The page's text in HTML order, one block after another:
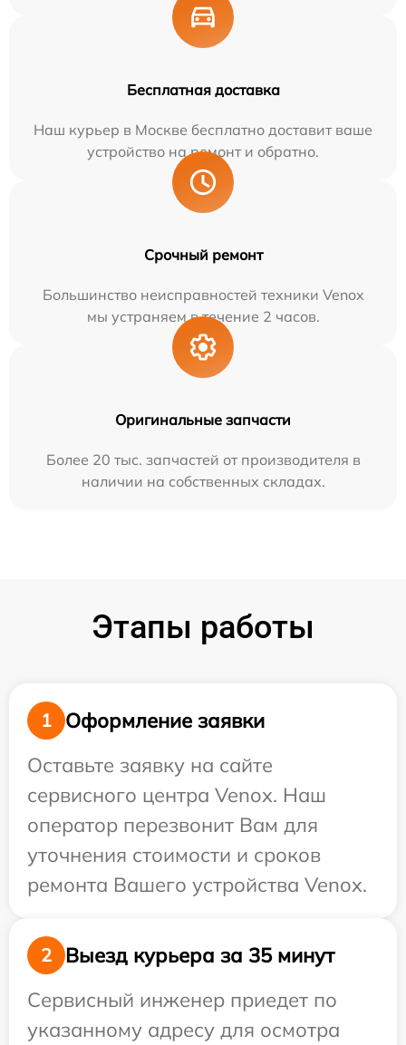
Бесплатная доставка
Наш курьер в Москве бесплатно доставит ваше
устройство на ремонт и обратно.
Срочный ремонт
Большинство неисправностей техники Venox
мы устраняем в течение 2 часов.
Оригинальные запчасти
Более 20 тыс. запчастей от производителя в
наличии на собственных складах.
Этапы работы
1
Оформление заявки
Оставьте заявку на сайте
сервисного центра Venox. Наш
оператор перезвонит Вам для
уточнения стоимости и сроков
ремонта Вашего устройства Venox.
2
Выезд курьера за 35 минут
Сервисный инженер приедет по
указанному адресу для осмотра